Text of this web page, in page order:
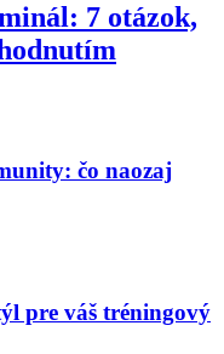
7 otázok,
čo naozaj
pre váš tréningový